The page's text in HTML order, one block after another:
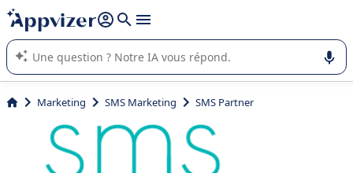
répondre (plusieurs lignes avec
L'IA de Appvizer vous guide dans l'utilisation ou la sélection de
logiciel SaaS en entreprise.
Marketing SMS Marketing SMS Partner